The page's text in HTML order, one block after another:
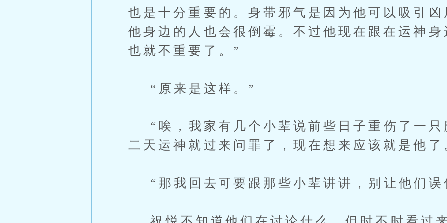
也是十分重要的。身带邪气是因为他可以吸引
他身边的人也会很倒霉。不过他现在跟在运神
也就不重要了。”
“原来是这样。”
“唉，我家有几个小辈说前些日子重伤了一只
二天运神就过来问罪了，现在想来应该就是他了
“那我回去可要跟那些小辈讲讲，别让他们误